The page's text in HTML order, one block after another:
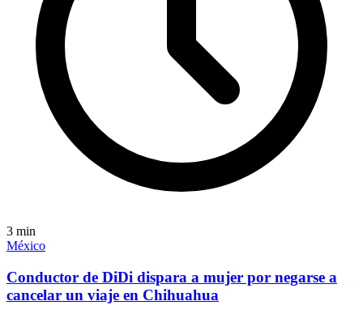
3 min
México
Conductor de DiDi dispara a mujer por negarse a
cancelar un viaje en Chihuahua